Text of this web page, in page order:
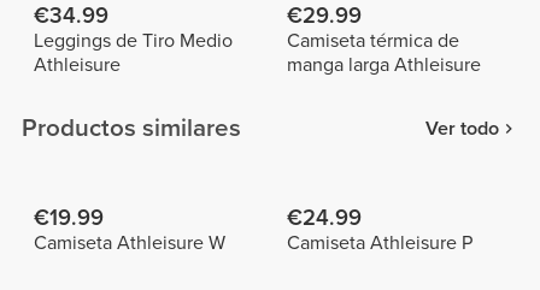
€34.99
Leggings de Tiro Medio
Athleisure
€29.99
Camiseta térmica de
manga larga Athleisure
Productos similares Ver todo
€19.99
Camiseta Athleisure W
€24.99
Camiseta Athleisure P